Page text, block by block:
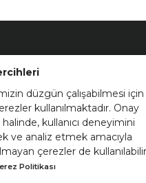
düzgün çalışabilmesi için
kullanılmaktadır. Onay
kullanıcı deneyimini
ve analiz etmek amacıyla
çerezler de
Politikası